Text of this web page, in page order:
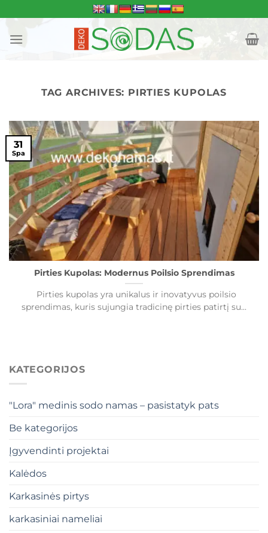
to
content
TAG ARCHIVES: PIRTIES KUPOLAS
Pirties Kupolas: Modernus Poilsio Sprendimas
Pirties kupolas yra unikalus ir inovatyvus poilsio
sprendimas, kuris sujungia tradicinę pirties patirtį su...
31
Spa
KATEGORIJOS
"Lora" medinis sodo namas – pasistatyk pats
Be kategorijos
Įgyvendinti projektai
Kalėdos
Karkasinės pirtys
karkasiniai nameliai